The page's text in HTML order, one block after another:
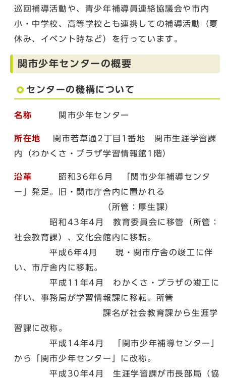
巡回補導活動や、青少年補導員連絡協議会や市内
小・中学校、高等学校とも連携しての補導活動（夏
休み、イベント時など）を行っています。
関市少年センターの概要
センターの機構について
名称 関市少年センター
所在地
関市若草通2丁目1番地 関市生涯学習課
内（わかくさ・プラザ学習情報館1階）
沿革 昭和36年6月 「関市少年補導センタ
ー」発足。旧・関市庁舎内に置かれる
（所管：厚生課）
昭和43年4月 教育委員会に移管（所管：
社会教育課）、文化会館内に移転。
平成6年4月 現・関市庁舎の竣工に伴
い、市庁舎内に移転。
平成11年4月 わかくさ・プラザの竣工に
伴い、事務局が学習情報課に移転。所管
課名が社会教育課から生涯学
習課に改称。
平成14年4月 「関市少年補導センター」
から「関市少年センター」に改称。
平成30年4月 生涯学習課が市長部局（協